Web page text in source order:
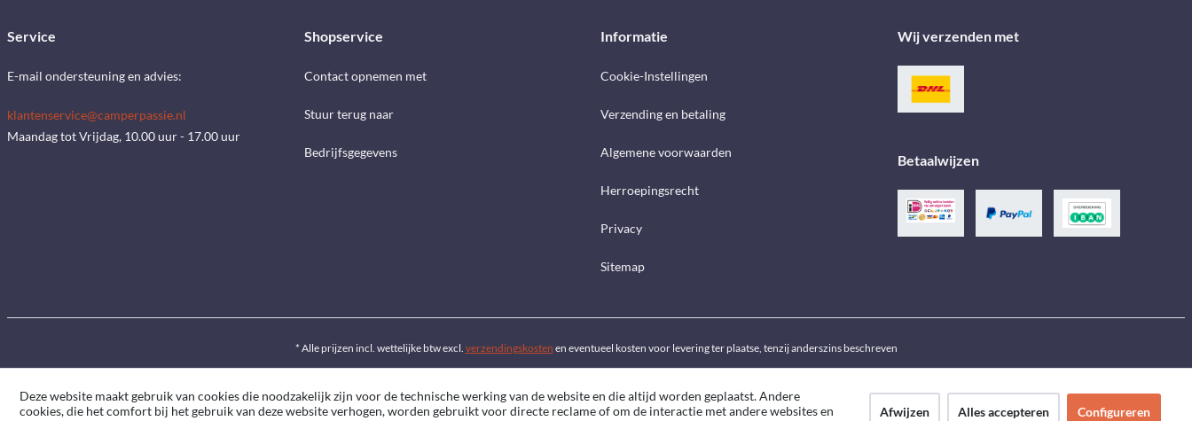
Service
E-mail ondersteuning en advies:
klantenservice@camperpassie.nl
Maandag tot Vrijdag, 10.00 uur - 17.00 uur
Shopservice
Contact opnemen met
Stuur terug naar
Bedrijfsgegevens
Informatie
Cookie-Instellingen
Verzending en betaling
Algemene voorwaarden
Herroepingsrecht
Privacy
Sitemap
Wij verzenden met
Betaalwijzen
* Alle prijzen incl. wettelijke btw excl. verzendingskosten en eventueel kosten voor levering ter plaatse, tenzij anderszins beschreven
Deze website maakt gebruik van cookies die noodzakelijk zijn voor de technische werking van de website en die altijd worden geplaatst. Andere
cookies, die het comfort bij het gebruik van deze website verhogen, worden gebruikt voor directe reclame of om de interactie met andere websites en
Afwijzen Alles accepteren Configureren